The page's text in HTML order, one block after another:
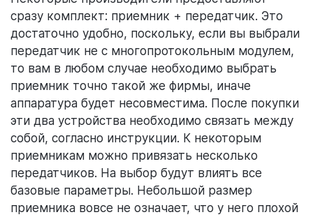
сразу комплект: приемник + передатчик. Это
достаточно удобно, поскольку, если вы выбрали
передатчик не с многопротокольным модулем,
то вам в любом случае необходимо выбрать
приемник точно такой же фирмы, иначе
аппаратура будет несовместима. После покупки
эти два устройства необходимо связать между
собой, согласно инструкции. К некоторым
приемникам можно привязать несколько
передатчиков. На выбор будут влиять все
базовые параметры. Небольшой размер
приемника вовсе не означает, что у него плохой